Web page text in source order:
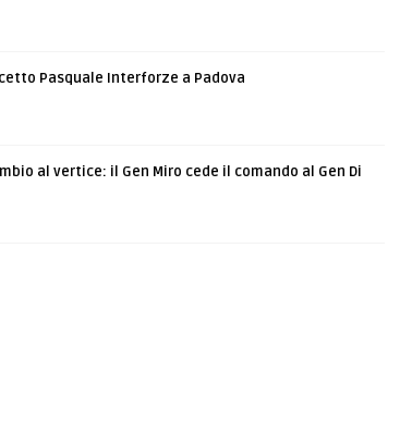
Pasquale Interforze a Padova
al vertice: il Gen Miro cede il comando al Gen Di